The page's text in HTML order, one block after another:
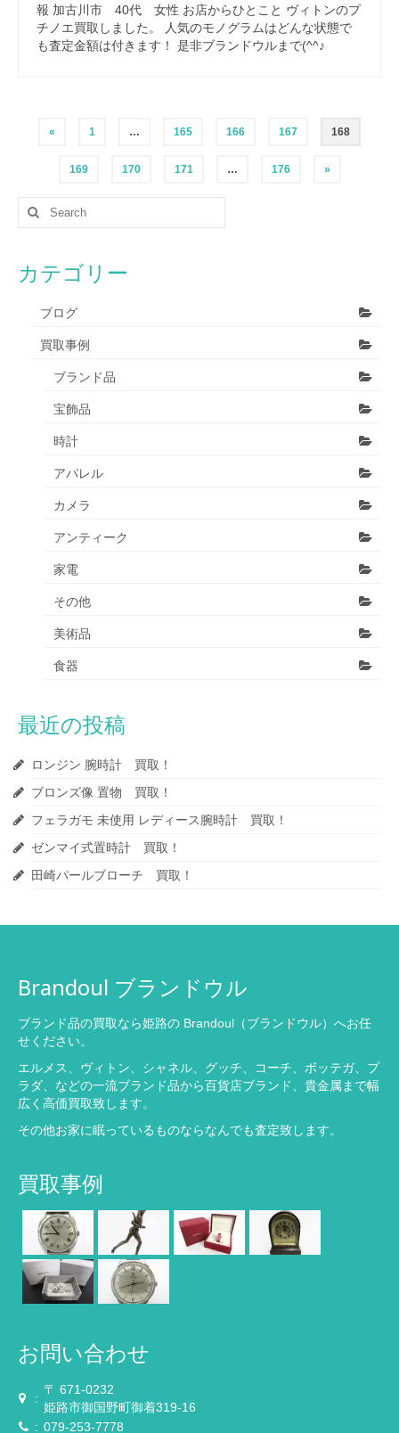
報 加古川市 40代 女性 お店からひとこと ヴィトンのプ
チノエ買取しました。 人気のモノグラムはどんな状態で
も査定金額は付きます！ 是非ブランドウルまで(^^♪
« 1 … 165 166 167 168
169 170 171 … 176 »
カテゴリー
ブログ
買取事例
ブランド品
宝飾品
時計
アパレル
カメラ
アンティーク
家電
その他
美術品
食器
最近の投稿
ロンジン 腕時計 買取！
ブロンズ像 置物 買取！
フェラガモ 未使用 レディース腕時計 買取！
ゼンマイ式置時計 買取！
田崎パールブローチ 買取！
Brandoul ブランドウル
ブランド品の買取なら姫路の Brandoul（ブランドウル）へお任
せください。
エルメス、ヴィトン、シャネル、グッチ、コーチ、ボッテガ、プ
ラダ、などの一流ブランド品から百貨店ブランド、貴金属まで幅
広く高価買取致します。
その他お家に眠っているものならなんでも査定致します。
買取事例
お問い合わせ
:
〒 671-0232
姫路市御国野町御着319-16
: 079-253-7778